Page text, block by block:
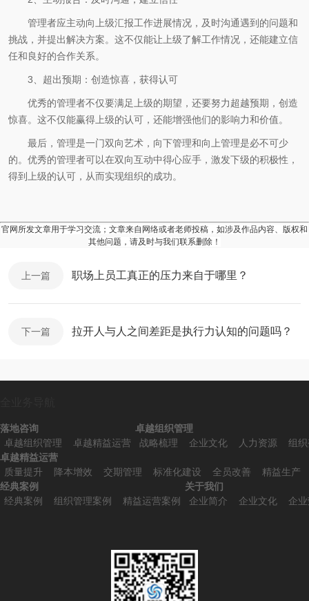
管理者应主动向上级汇报工作进展情况，及时沟通遇到的问题和
挑战，并提出解决方案。这不仅能让上级了解工作情况，还能建立信
任和良好的合作关系。
3、超出预期：创造惊喜，获得认可
优秀的管理者不仅要满足上级的期望，还要努力超越预期，创造
惊喜。这不仅能赢得上级的认可，还能增强他们的影响力和价值。
最后，管理是一门双向艺术，向下管理和向上管理是必不可少
的。优秀的管理者可以在双向互动中得心应手，激发下级的积极性，
得到上级的认可，从而实现组织的成功。
官网所发文章用于学习交流；文章来自网络或者老师投稿，如涉及作品内容、版权和
其他问题，请及时与我们联系删除！
上一篇 职场上员工真正的压力来自于哪里？
下一篇 拉开人与人之间差距是执行力认知的问题吗？
落地咨询
卓越组织管理
卓越精益运营
卓越组织管理
战略梳理
企业文化 人力资源
组
卓越精益运营
质量提升
降本增效 交期管理 标准化建设 全员改善
精益生产
经典案例
经典案例
组织管理案例 精益运营案例
关于我们
企业简介
企业文化 企